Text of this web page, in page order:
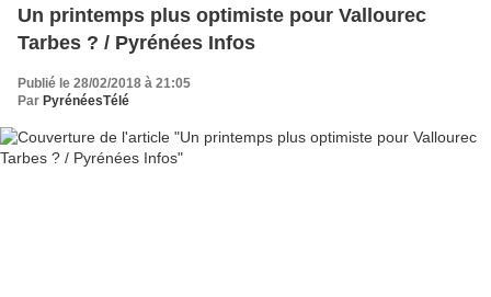
Un printemps plus optimiste pour Vallourec
Tarbes ? / Pyrénées Infos
Publié le 28/02/2018 à 21:05
Par PyrénéesTélé